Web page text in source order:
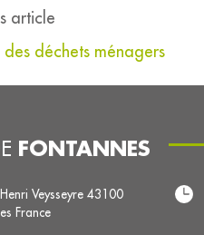
article
des déchets ménagers
FONTANNES
Veysseyre 43100
France